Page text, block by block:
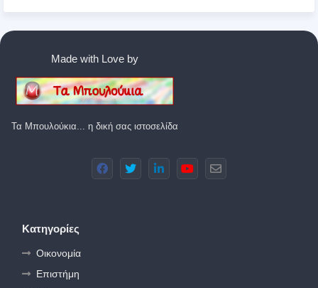
Made with Love by
Τα Μπουλούκια... η δική σας ιστοσελίδα
Κατηγορίες
Οικονομία
Επιστήμη